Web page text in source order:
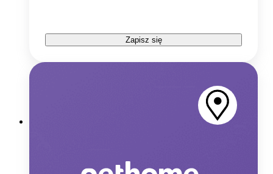
Zapisz się